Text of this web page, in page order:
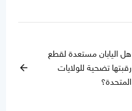
هل اليابان مستعدة لقطع
رقبتها تضحية للولايات
المتحدة؟
arrow_back